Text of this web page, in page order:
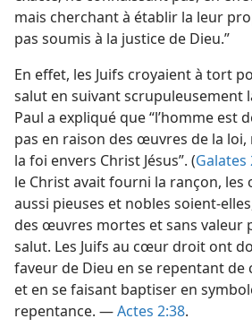
mais cherchant à établir la leur
pas soumis à la justice de Dieu.”
En effet, les Juifs croyaient à tort
salut en suivant scrupuleusement
Paul a expliqué que “l’homme est
pas en raison des œuvres de la
la foi envers Christ Jésus”. (Galates
le Christ avait fourni la rançon, les
aussi pieuses et nobles soient-​
des œuvres mortes et sans valeur
salut. Les Juifs au cœur droit ont
faveur de Dieu en se repentant
et en se faisant baptiser en
repentance. —Actes 2:38.